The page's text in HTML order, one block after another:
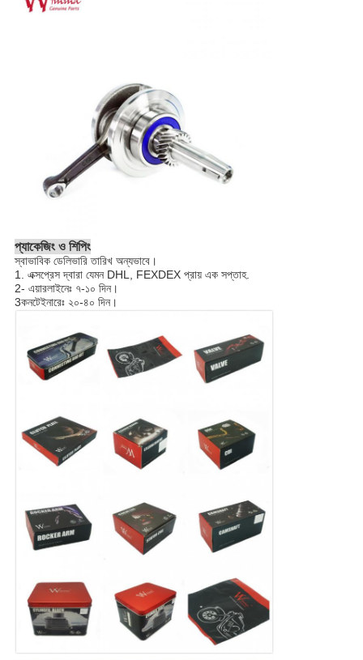
প্যাকেজিং ও শিপিং
স্বাভাবিক ডেলিভারি তারিখ অন্যভাবে।
1. এক্সপ্রেস দ্বারা যেমন DHL, FEXDEX প্রায় এক সপ্তাহ.
2- এয়ারলাইনেঃ ৭-১০ দিন।
3কনটেইনারেঃ ২০-৪০ দিন।